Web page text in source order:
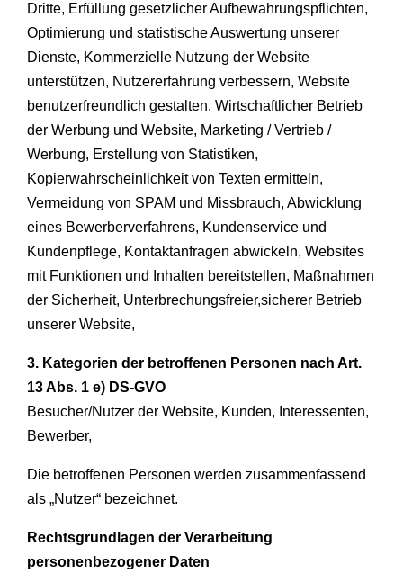
Dritte, Erfüllung gesetzlicher Aufbewahrungspflichten,
Optimierung und statistische Auswertung unserer
Dienste, Kommerzielle Nutzung der Website
unterstützen, Nutzererfahrung verbessern, Website
benutzerfreundlich gestalten, Wirtschaftlicher Betrieb
der Werbung und Website, Marketing / Vertrieb /
Werbung, Erstellung von Statistiken,
Kopierwahrscheinlichkeit von Texten ermitteln,
Vermeidung von SPAM und Missbrauch, Abwicklung
eines Bewerberverfahrens, Kundenservice und
Kundenpflege, Kontaktanfragen abwickeln, Websites
mit Funktionen und Inhalten bereitstellen, Maßnahmen
der Sicherheit, Unterbrechungsfreier,sicherer Betrieb
unserer Website,
3. Kategorien der betroffenen Personen nach Art.
13 Abs. 1 e) DS-GVO
Besucher/Nutzer der Website, Kunden, Interessenten,
Bewerber,
Die betroffenen Personen werden zusammenfassend
als „Nutzer“ bezeichnet.
Rechtsgrundlagen der Verarbeitung
personenbezogener Daten